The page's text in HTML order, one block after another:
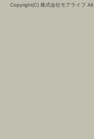
Copyright(C) 株式会社モアライフ All